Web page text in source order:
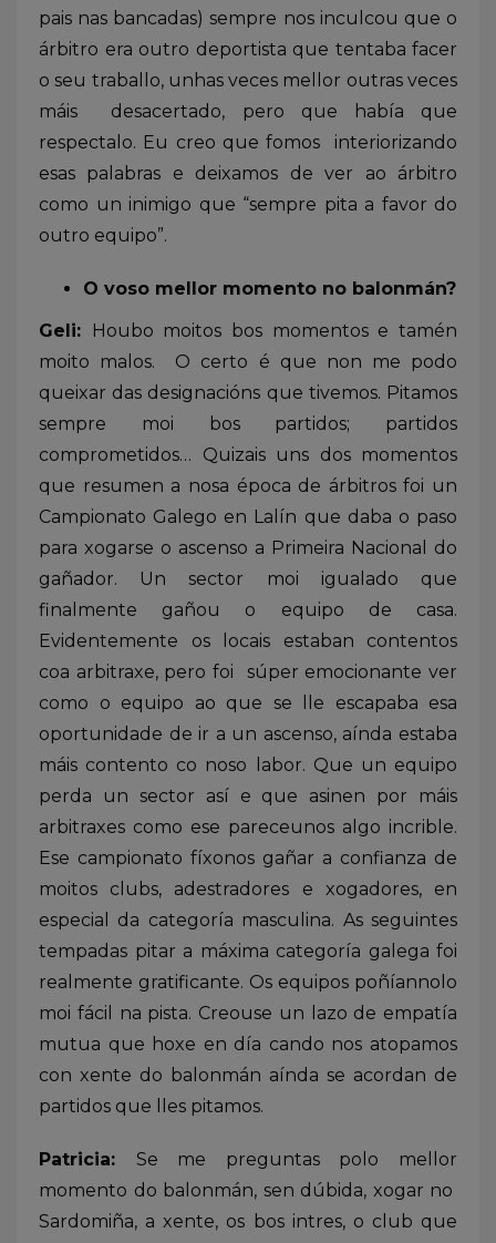
pais nas bancadas) sempre nos inculcou que o
árbitro era outro deportista que tentaba facer
o seu traballo, unhas veces mellor outras veces
máis desacertado, pero que había que
respectalo. Eu creo que fomos interiorizando
esas palabras e deixamos de ver ao árbitro
como un inimigo que “sempre pita a favor do
outro equipo”.
O voso mellor momento no balonmán?
Geli:
Houbo moitos bos momentos e tamén
moito malos. O certo é que non me podo
queixar das designacións que tivemos. Pitamos
sempre moi bos partidos; partidos
comprometidos… Quizais uns dos momentos
que resumen a nosa época de árbitros foi un
Campionato Galego en Lalín que daba o paso
para xogarse o ascenso a Primeira Nacional do
gañador. Un sector moi igualado que
finalmente gañou o equipo de casa.
Evidentemente os locais estaban contentos
coa arbitraxe, pero foi súper emocionante ver
como o equipo ao que se lle escapaba esa
oportunidade de ir a un ascenso, aínda estaba
máis contento co noso labor. Que un equipo
perda un sector así e que asinen por máis
arbitraxes como ese pareceunos algo incrible.
Ese campionato fíxonos gañar a confianza de
moitos clubs, adestradores e xogadores, en
especial da categoría masculina. As seguintes
tempadas pitar a máxima categoría galega foi
realmente gratificante. Os equipos poñíannolo
moi fácil na pista. Creouse un lazo de empatía
mutua que hoxe en día cando nos atopamos
con xente do balonmán aínda se acordan de
partidos que lles pitamos.
Patricia: Se me preguntas polo mellor
momento do balonmán, sen dúbida, xogar no
Sardomiña, a xente, os bos intres, o club que